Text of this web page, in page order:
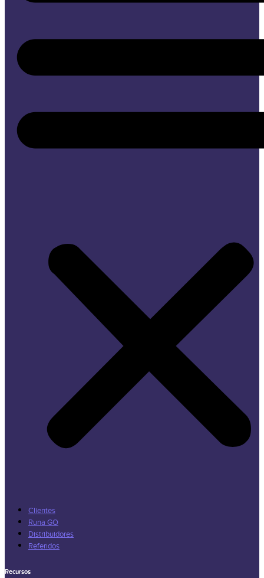
Clientes
Runa GO
Distribuidores
Referidos
Recursos